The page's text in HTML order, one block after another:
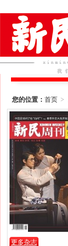
您的位置： 首页>
更多杂志